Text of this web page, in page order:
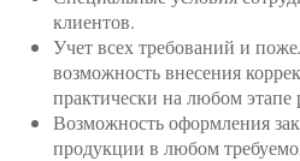
клиентов.
Учет всех требований и
возможность внесения
практически на любом этапе
Возможность оформления
продукции в любом